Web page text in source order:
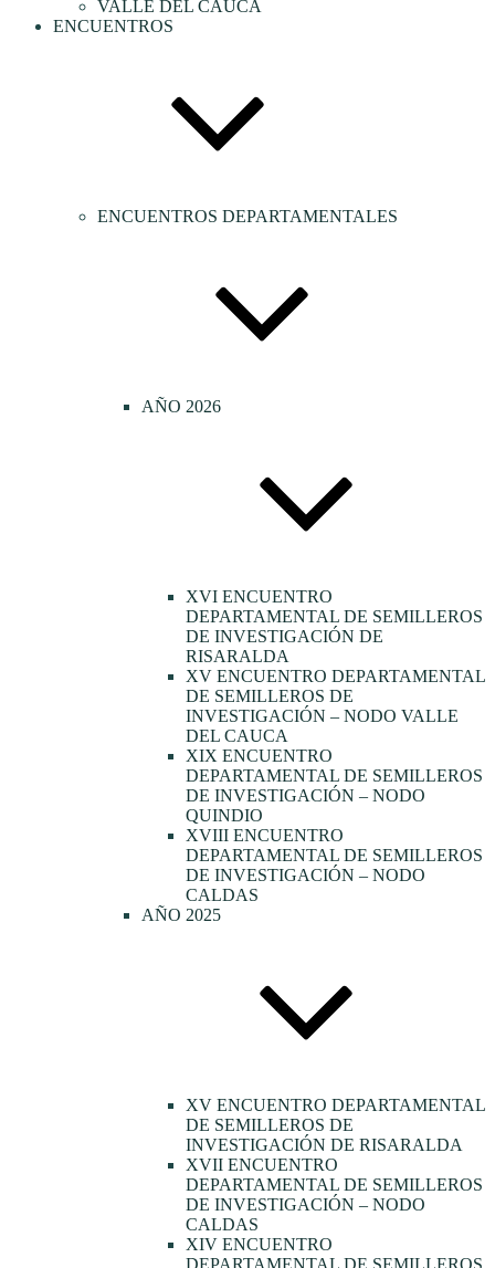
VALLE DEL CAUCA
ENCUENTROS
ENCUENTROS DEPARTAMENTALES
AÑO 2026
XVI ENCUENTRO
DEPARTAMENTAL DE SEMILLEROS
DE INVESTIGACIÓN DE
RISARALDA
XV ENCUENTRO DEPARTAMENTAL
DE SEMILLEROS DE
INVESTIGACIÓN – NODO VALLE
DEL CAUCA
XIX ENCUENTRO
DEPARTAMENTAL DE SEMILLEROS
DE INVESTIGACIÓN – NODO
QUINDIO
XVIII ENCUENTRO
DEPARTAMENTAL DE SEMILLEROS
DE INVESTIGACIÓN – NODO
CALDAS
AÑO 2025
XV ENCUENTRO DEPARTAMENTAL
DE SEMILLEROS DE
INVESTIGACIÓN DE RISARALDA
XVII ENCUENTRO
DEPARTAMENTAL DE SEMILLEROS
DE INVESTIGACIÓN – NODO
CALDAS
XIV ENCUENTRO
DEPARTAMENTAL DE SEMILLEROS